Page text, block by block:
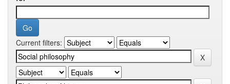
Current filters: